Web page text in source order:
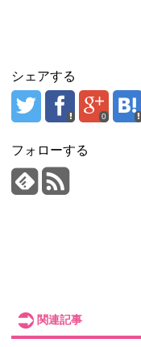
シェアする
0
フォローする
関連記事